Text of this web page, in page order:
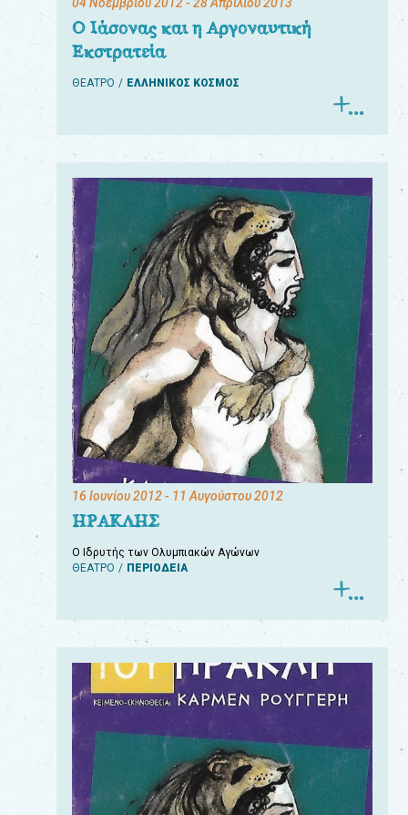
04 Νοεμβρίου 2012- 28 Απριλίου 2013
Ο Ιάσονας και η Αργοναυτική
Εκστρατεία
ΘΕΑΤΡΟ ΕΛΛΗΝΙΚΟΣ ΚΟΣΜΟΣ
16 Ιουνίου 2012- 11 Αυγούστου 2012
ΗΡΑΚΛΗΣ
Ο Ιδρυτής των Ολυμπιακών Αγώνων
ΘΕΑΤΡΟ
ΠΕΡΙΟΔΕΙΑ